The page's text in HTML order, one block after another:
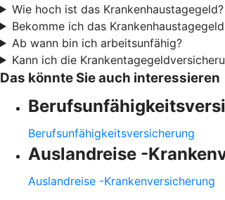
Wie hoch ist das Krankenhaustagegeld?
Bekomme ich das
Ab wann bin ich arbeitsunfähig?
Kann ich die
Das könnte Sie auch interessieren
Berufsunfähigkeitsversicherung
Auslandreise -
Auslandreise -Krankenversicherung